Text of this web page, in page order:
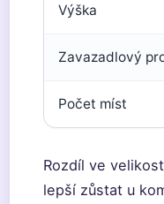
Výška
Zavazadlový
Počet míst
Rozdíl ve
lepší zůstat u